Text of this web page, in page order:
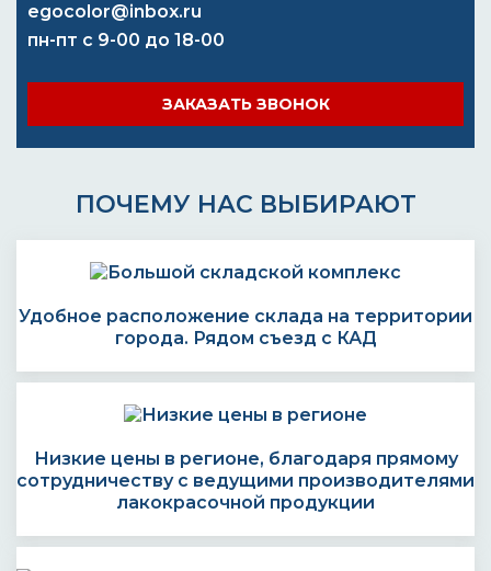
egocolor@inbox.ru
пн-пт с 9-00 до 18-00
ЗАКАЗАТЬ ЗВОНОК
ПОЧЕМУ НАС ВЫБИРАЮТ
Удобное расположение склада на территории
города. Рядом съезд с КАД
Низкие цены в регионе, благодаря прямому
сотрудничеству с ведущими производителями
лакокрасочной продукции